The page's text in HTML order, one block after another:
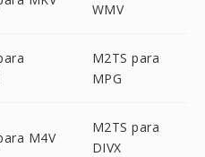
WMV
M2TS para
MPG
M4V
M2TS para
DIVX